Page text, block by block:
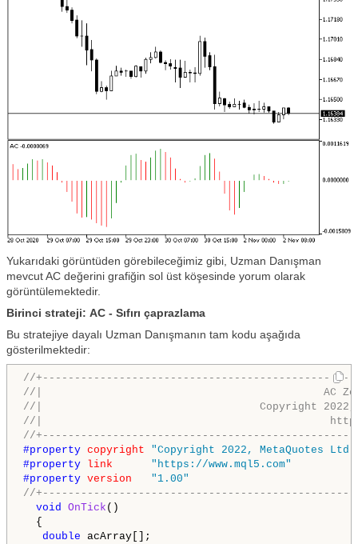
Yukarıdaki görüntüden görebileceğimiz gibi, Uzman Danışman
mevcut AC değerini grafiğin sol üst köşesinde yorum olarak
görüntülemektedir.
Birinci strateji: AC - Sıfırı çaprazlama
Bu stratejiye dayalı Uzman Danışmanın tam kodu aşağıda
gösterilmektedir:
//
//|                                            AC
//|                                  Copyright
//|
//
#property copyright
"Copyright 2022, MetaQuotes
#property link
"https://www.mql5.com"
#property version
"1.00"
//
void OnTick ()
{
double acArray[];